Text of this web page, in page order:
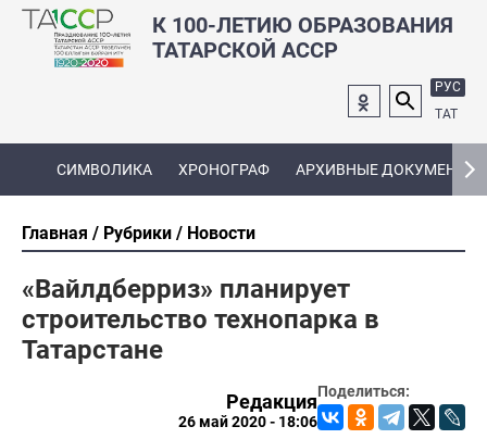
К 100-ЛЕТИЮ ОБРАЗОВАНИЯ
ТАТАРСКОЙ АССР
РУС
ТАТ
СИМВОЛИКА ХРОНОГРАФ АРХИВНЫЕ ДОКУМЕНТЫ
Главная Рубрики Новости
«Вайлдберриз» планирует
строительство технопарка в
Татарстане
Поделиться:
Редакция
26 май 2020 - 18:06